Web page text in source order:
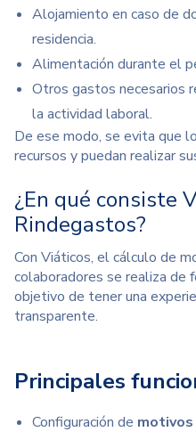
Alojamiento en caso de
residencia.
Alimentación durante el
Otros gastos necesarios
la actividad laboral.
De ese modo, se evita que
recursos y puedan realizar
¿En qué consiste
Rindegastos?
Con Viáticos, el cálculo de
colaboradores se realiza de
objetivo de tener una
transparente.
Principales
Configuración de